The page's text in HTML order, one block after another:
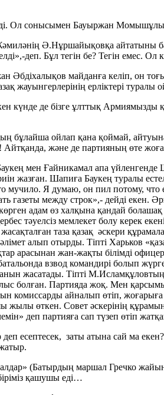
Ол сонысымен Бауыржан
Ә.Нұршайықовқа айтатыны
деп. Бұл тегін бе? Тегін емес.
майданға келіп, он
жауынгер­ле­рiнiң ерлiктерi туралы
күнде де бiзге ұлттық
ойлап қана қоймай,
және де партияның өте
мен Ғайникамал апа
жазған. Шапиға Баукең туралы
Я думаю, он пил потому, что
между строк»,- дейді екен.
адам өз халқына қандай
тәуелсіз мемлекет болу керек
таза қазақ әскери
алып отырды. Тіпті Харьков
арасынан жан-жақты білімді
взвод командирі болып
жасатады. Тіпті
болған. Партияда жоқ. Мен
комиссарды айналып өтіп,
өткен. Совет әскерінің
деп партияға сап түзеп өтіп
деп есептесек, заты атына сай ма
(Батырдың маршал Гречко
қашушы еді…